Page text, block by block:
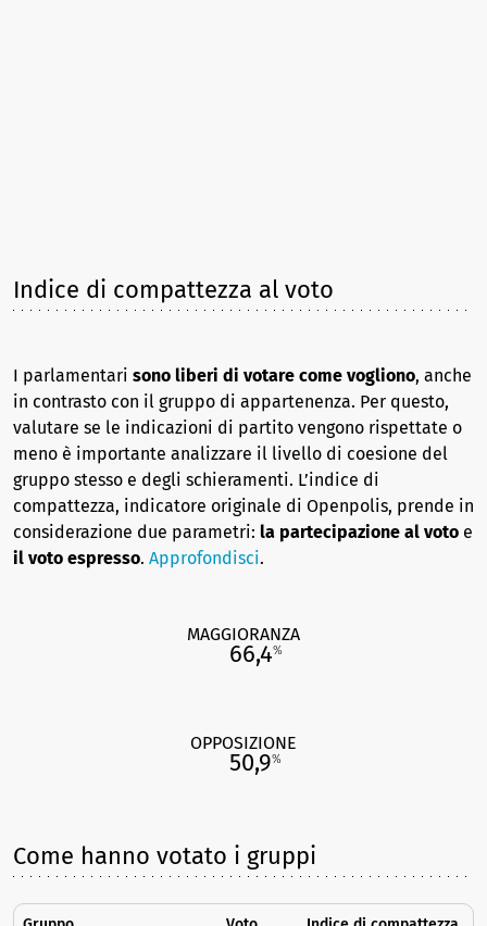
Indice di compattezza al voto
I parlamentari sono liberi di votare come vogliono, anche
in contrasto con il gruppo di appartenenza. Per questo,
valutare se le indicazioni di partito vengono rispettate o
meno è importante analizzare il livello di coesione del
gruppo stesso e degli schieramenti. L’indice di
compattezza, indicatore originale di Openpolis, prende in
considerazione due parametri: la partecipazione al voto e
il voto espresso. Approfondisci.
MAGGIORANZA
66,4%
OPPOSIZIONE
50,9%
Come hanno votato i gruppi